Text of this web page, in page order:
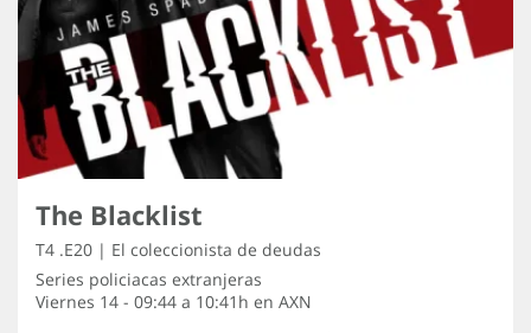
The Blacklist
T4 .E20 | El coleccionista de deudas
Series policiacas extranjeras
Viernes 14 - 09:44 a 10:41h en AXN